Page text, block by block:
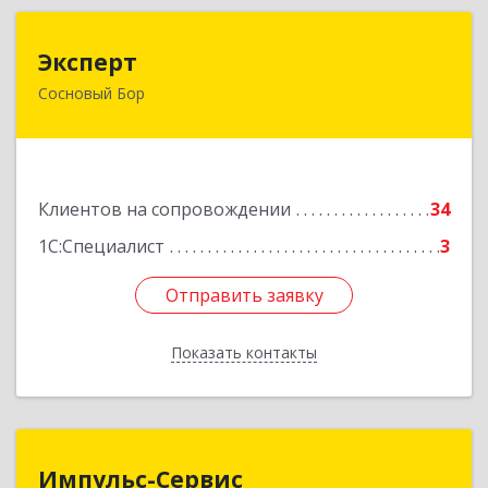
Эксперт
Сосновый Бор
Клиентов на сопровождении
34
1С:Специалист
3
Отправить заявку
Показать контакты
188544, Ленинградская обл, Сосновый Бор г, 50
Отправить заявку
Назад
Импульс-Сервис